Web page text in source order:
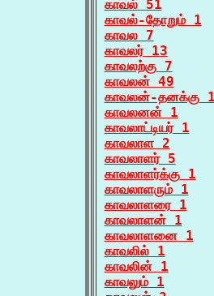
காவல் 51
காவல்-தோறும் 1
காவல 7
காவலர் 13
காவலற்கு 7
காவலன் 49
காவலன்-தனக்கு 1
காவலனன் 1
காவலாட்டியர் 1
காவலாள 2
காவலாளர் 5
காவலாளர்க்கு 1
காவலாளரும் 1
காவலாளரை 1
காவலாளன் 1
காவலாளனை 1
காவலில் 1
காவலின் 1
காவலும் 1